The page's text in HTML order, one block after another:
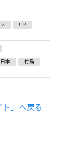
2
中3
日本
竹島
ト」へ戻る